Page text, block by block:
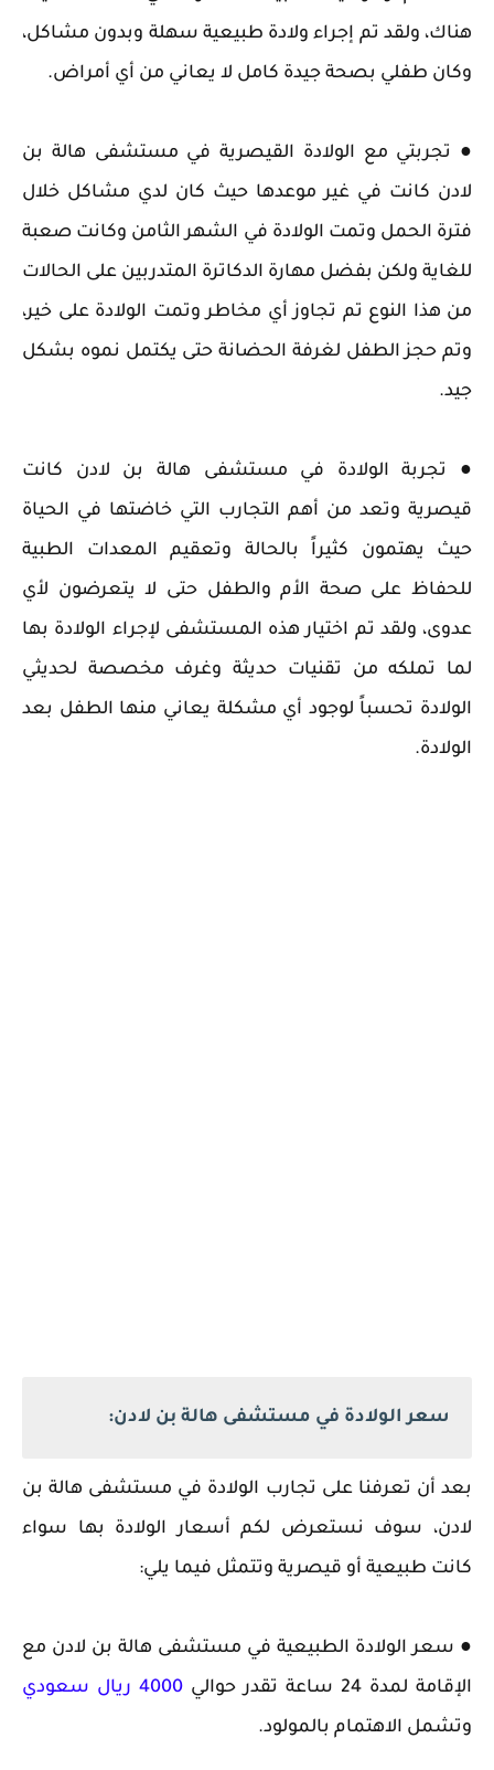
هناك، ولقد تم إجراء ولادة طبيعية سهلة وبدون مشاكل،
وكان طفلي بصحة جيدة كامل لا يعاني من أي أمراض.
● تجربتي مع الولادة القيصرية في مستشفى هالة بن
لادن كانت في غير موعدها حيث كان لدي مشاكل خلال
فترة الحمل وتمت الولادة في الشهر الثامن وكانت صعبة
للغاية ولكن بفضل مهارة الدكاترة المتدربين على الحالات
من هذا النوع تم تجاوز أي مخاطر وتمت الولادة على خير،
وتم حجز الطفل لغرفة الحضانة حتى يكتمل نموه بشكل
جيد.
● تجربة الولادة في مستشفى هالة بن لادن كانت
قيصرية وتعد من أهم التجارب التي خاضتها في الحياة
حيث يهتمون كثيراً بالحالة وتعقيم المعدات الطبية
للحفاظ على صحة الأم والطفل حتى لا يتعرضون لأي
عدوى، ولقد تم اختيار هذه المستشفى لإجراء الولادة بها
لما تملكه من تقنيات حديثة وغرف مخصصة لحديثي
الولادة تحسباً لوجود أي مشكلة يعاني منها الطفل بعد
الولادة.
سعر الولادة في مستشفى هالة بن لادن:
بعد أن تعرفنا على تجارب الولادة في مستشفى هالة بن
لادن، سوف نستعرض لكم أسعار الولادة بها سواء
كانت طبيعية أو قيصرية وتتمثل فيما يلي:
● سعر الولادة الطبيعية في مستشفى هالة بن لادن مع
الإقامة لمدة 24 ساعة تقدر حوالي
4000 ريال سعودي
وتشمل الاهتمام بالمولود.